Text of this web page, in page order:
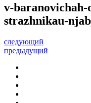
v-
strazhnikau-
следующий
предыдущий